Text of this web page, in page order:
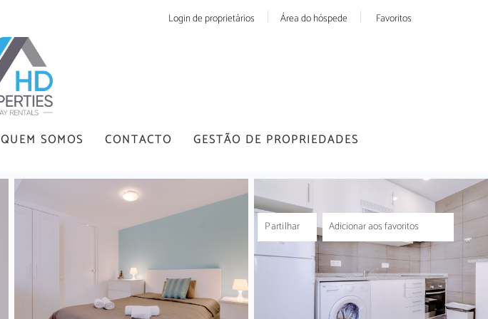
Favoritos
Área do hóspede
Login de proprietários
QUEM SOMOS CONTACTO GESTÃO DE PROPRIEDADES
Adicionar aos favoritos
Partilhar